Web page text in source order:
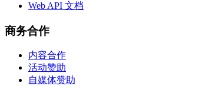
Web API 文档
商务合作
内容合作
活动赞助
自媒体赞助